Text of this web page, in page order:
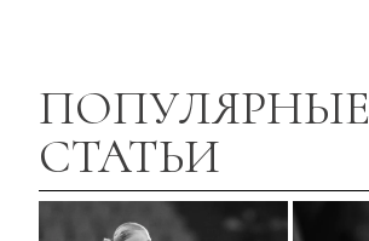
ПОПУЛЯРНЫЕ
СТАТЬИ